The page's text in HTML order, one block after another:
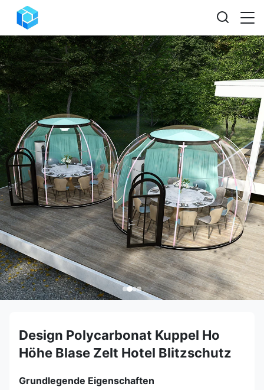
Design Polycarbonat Kuppel Ho
Höhe Blase Zelt Hotel Blitzschutz
Grundlegende Eigenschaften